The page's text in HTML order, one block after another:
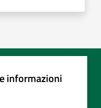
informazioni